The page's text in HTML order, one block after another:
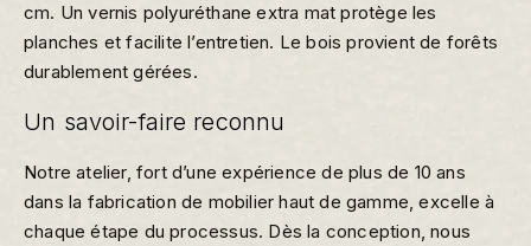
cm. Un vernis polyuréthane extra mat protège les
planches et facilite l’entretien. Le bois provient de forêts
durablement gérées.
Un savoir-faire reconnu
Notre atelier, fort d’une expérience de plus de 10 ans
dans la fabrication de mobilier haut de gamme, excelle à
chaque étape du processus. Dès la conception, nous